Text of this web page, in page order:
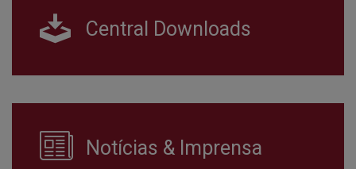
Central Downloads
Notícias & Imprensa